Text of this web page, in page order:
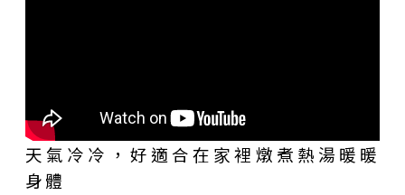
天氣冷冷，好適合在家裡燉煮熱湯暖暖
身體